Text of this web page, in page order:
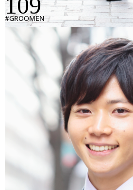
#GROOMEN